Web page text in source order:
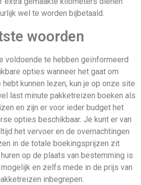
wel te worden bijbetaald.
woorden
voldoende te hebben geïnformeerd
opties wanneer het gaat om
kunnen lezen, kun je op onze site
last minute pakketreizen boeken als
en zijn er voor ieder budget het
opties beschikbaar. Je kunt er van
het vervoer en de overnachtingen
in de totale boekingsprijzen zit
op de plaats van bestemming is
en zelfs mede in de prijs van
inbegrepen.